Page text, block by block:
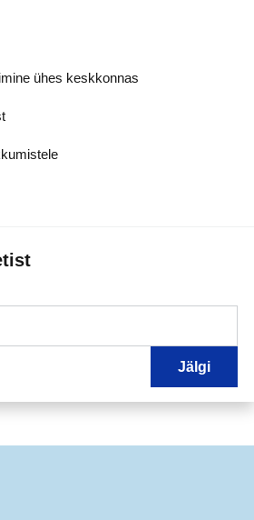
ühes keskkonnas
Jälgi